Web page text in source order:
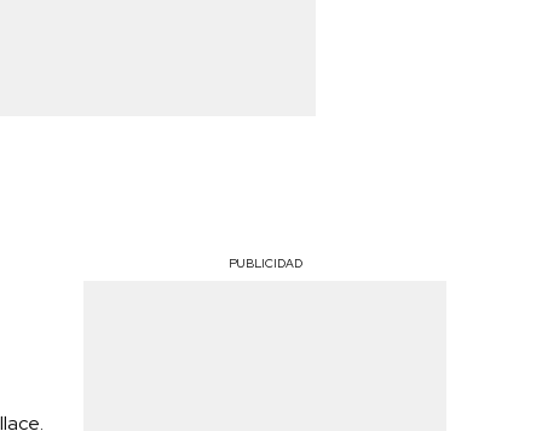
PUBLICIDAD